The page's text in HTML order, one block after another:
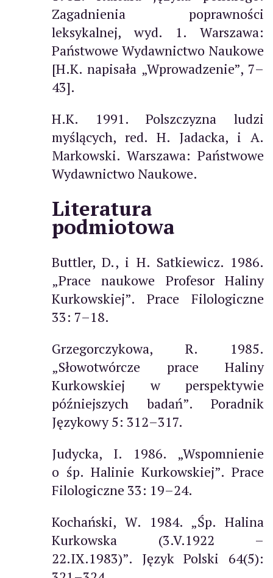
Zagadnienia poprawności
leksykalnej, wyd. 1. Warszawa:
Państwowe Wydawnictwo Naukowe
[H.K. napisała „Wprowadzenie”, 7–
43].
H.K. 1991. Polszczyzna ludzi
myślących, red. H. Jadacka, i A.
Markowski. Warszawa: Państwowe
Wydawnictwo Naukowe.
Literatura
podmiotowa
Buttler, D., i H. Satkiewicz. 1986.
„Prace naukowe Profesor Haliny
Kurkowskiej”. Prace Filologiczne
33: 7–18.
Grzegorczykowa, R. 1985.
„Słowotwórcze prace Haliny
Kurkowskiej w perspektywie
późniejszych badań”. Poradnik
Językowy 5: 312–317.
Judycka, I. 1986. „Wspomnienie
o śp. Halinie Kurkowskiej”. Prace
Filologiczne 33: 19–24.
Kochański, W. 1984. „Śp. Halina
Kurkowska (3.V.1922 –
22.IX.1983)”. Język Polski 64(5):